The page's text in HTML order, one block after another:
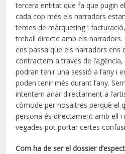
tercera entitat que fa que pugin
cada cop més els narradors
temes de màrqueting i
treball directe amb els
ens passa que els narradors ens
contractem a través de
podran tenir una sessió a l’any i
poden tenir més durant l’any.
intentem anar directament a
còmode per nosaltres perquè el
persona és directament amb ell i
vegades pot portar certes
Com ha de ser el dossier